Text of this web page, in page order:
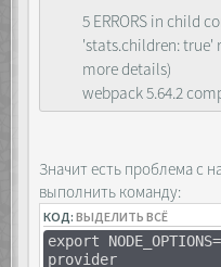
5 ERRORS in child
'stats.children: true'
more details)
webpack 5.64.2
Значит есть проблема с
выполнить команду:
КОД:ВЫДЕЛИТЬ ВСЁ
export
provider